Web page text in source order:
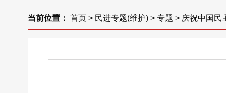
当前位置： 首页 > 民进专题(维护) > 专题 > 庆祝中国民